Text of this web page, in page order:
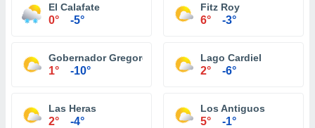
El Calafate
0° -5°
Fitz Roy
6° -3°
Gobernador Gregores
1° -10°
Lago Cardiel
2° -6°
Las Heras
2° -4°
Los Antiguos
5° -1°